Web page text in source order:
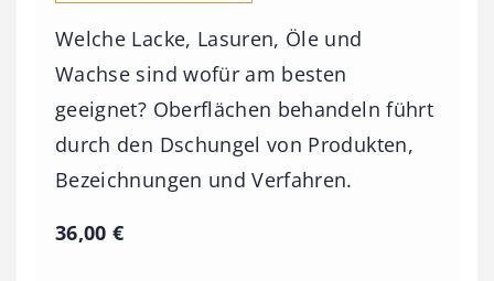
Welche Lacke, Lasuren, Öle und
Wachse sind wofür am besten
geeignet? Oberflächen behandeln führt
durch den Dschungel von Produkten,
Bezeichnungen und Verfahren.
36,00€